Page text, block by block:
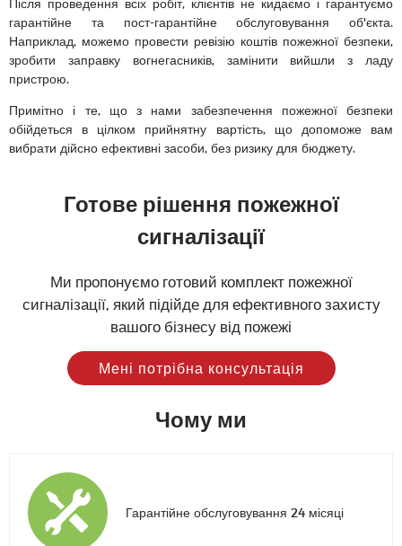
Після проведення всіх робіт, клієнтів не кидаємо і гарантуємо
гарантійне та пост-гарантійне обслуговування об'єкта.
Наприклад, можемо провести ревізію коштів пожежної безпеки,
зробити заправку вогнегасників, замінити вийшли з ладу
пристрою.
Примітно і те, що з нами забезпечення пожежної безпеки
обійдеться в цілком прийнятну вартість, що допоможе вам
вибрати дійсно ефективні засоби, без ризику для бюджету.
Готове рішення пожежної
сигналізації
Ми пропонуємо готовий комплект пожежної
сигналізації, який підійде для ефективного захисту
вашого бізнесу від пожежі
Мені потрібна консультація
Чому ми
Гарантійне обслуговування 24 місяці